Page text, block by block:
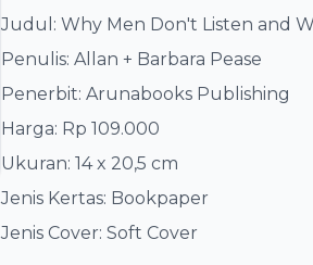
Judul: Why Men Don't Listen and
​Penulis: Allan + Barbara Pease
​Penerbit: Arunabooks Publishing
​Harga: Rp 109.000
​Ukuran: 14 x 20,5 cm
​Jenis Kertas: Bookpaper
​Jenis Cover: Soft Cover